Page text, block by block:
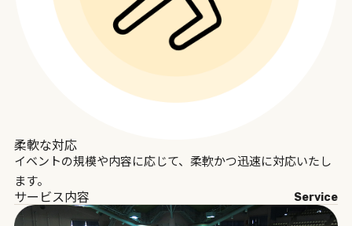
柔軟な対応
イベントの規模や内容に応じて、柔軟かつ迅速に対応いたし
ます。
サービス内容 Service